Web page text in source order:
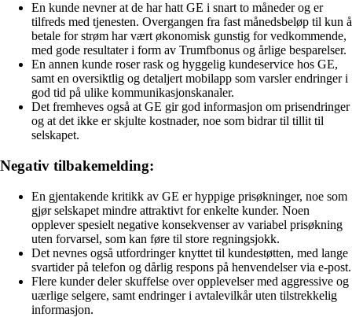
En kunde nevner at de har hatt GE i snart to måneder og er
tilfreds med tjenesten. Overgangen fra fast månedsbeløp til kun å
betale for strøm har vært økonomisk gunstig for vedkommende,
med gode resultater i form av Trumfbonus og årlige besparelser.
En annen kunde roser rask og hyggelig kundeservice hos GE,
samt en oversiktlig og detaljert mobilapp som varsler endringer i
god tid på ulike kommunikasjonskanaler.
Det fremheves også at GE gir god informasjon om prisendringer
og at det ikke er skjulte kostnader, noe som bidrar til tillit til
selskapet.
Negativ tilbakemelding:
En gjentakende kritikk av GE er hyppige prisøkninger, noe som
gjør selskapet mindre attraktivt for enkelte kunder. Noen
opplever spesielt negative konsekvenser av variabel prisøkning
uten forvarsel, som kan føre til store regningsjokk.
Det nevnes også utfordringer knyttet til kundestøtten, med lange
svartider på telefon og dårlig respons på henvendelser via e-post.
Flere kunder deler skuffelse over opplevelser med aggressive og
uærlige selgere, samt endringer i avtalevilkår uten tilstrekkelig
informasjon.